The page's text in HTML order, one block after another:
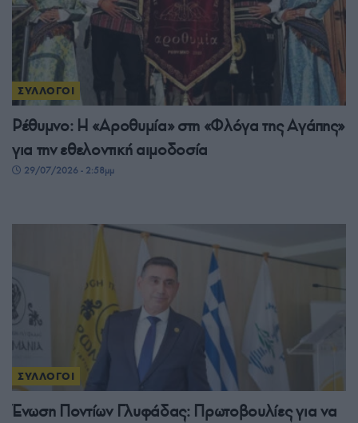
ΣΥΛΛΟΓΟΙ
Ρέθυμνο: Η «Αροθυμία» στη «Φλόγα της Αγάπης»
για την εθελοντική αιμοδοσία
29/07/2026 - 2:58μμ
ΣΥΛΛΟΓΟΙ
Ένωση Ποντίων Γλυφάδας: Πρωτοβουλίες για να